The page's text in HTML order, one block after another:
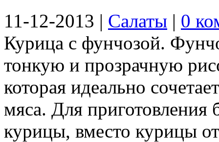
11-12-2013 | Салаты | 0
Курица с фунчозой.
тонкую и прозрачную
которая идеально
мяса. Для приготовления
курицы, вместо курицы